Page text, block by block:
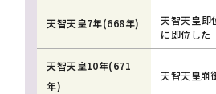
天智天皇7年(668年)
天智天皇即
に即位した
天智天皇10年(671
年)
天智天皇崩